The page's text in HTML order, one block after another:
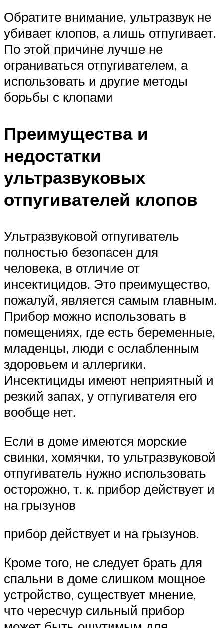
Обратите внимание, ультразвук не
убивает клопов, а лишь отпугивает.
По этой причине лучше не
ограниваться отпугивателем, а
использовать и другие методы
борьбы с клопами
Преимущества и
недостатки
ультразвуковых
отпугивателей клопов
Ультразвуковой отпугиватель
полностью безопасен для
человека, в отличие от
инсектицидов. Это преимущество,
пожалуй, является самым главным.
Прибор можно использовать в
помещениях, где есть беременные,
младенцы, люди с ослабленным
здоровьем и аллергики.
Инсектициды имеют неприятный и
резкий запах, у отпугивателя его
вообще нет.
Если в доме имеются морские
свинки, хомячки, то ультразвуковой
отпугиватель нужно использовать
осторожно, т. к. прибор действует и
на грызунов
прибор действует и на грызунов.
Кроме того, не следует брать для
спальни в доме слишком мощное
устройство, существует мнение,
что чересчур сильный прибор